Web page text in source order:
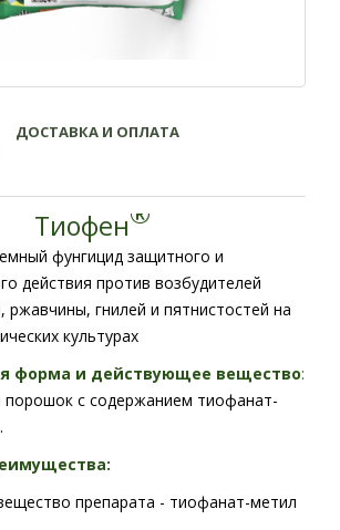
ДОСТАВКА И ОПЛАТА
Тиофен®
фунгицид защитного и
действия против возбудителей
ржавчины, гнилей и пятнистостей на
культурах
форма и действующее вещество:
с содержанием тиофанат-
препарата - тиофанат-метил